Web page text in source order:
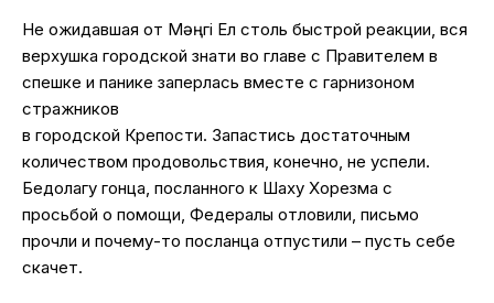
Не ожидавшая от Мәңгі Ел столь быстрой реакции, вся
верхушка городской знати во главе с Правителем в
спешке и панике заперлась вместе с гарнизоном
стражников
в городской Крепости. Запастись достаточным
количеством продовольствия, конечно, не успели.
Бедолагу гонца, посланного к Шаху Хорезма с
просьбой о помощи, Федералы отловили, письмо
прочли и почему-то посланца отпустили – пусть себе
скачет.